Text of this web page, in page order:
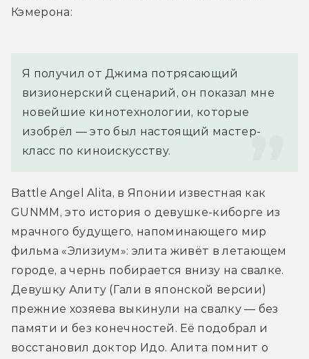
Кэмерона:
Я получил от Джима потрясающий
визионерский сценарий, он показал мне
новейшие кинотехнологии, которые
изобрёл — это был настоящий мастер-
класс по киноискусству.
Battle Angel Alita, в Японии известная как
GUNMM, это история о девушке-киборге из
мрачного будущего, напоминающего мир
фильма «Элизиум»: элита живёт в летающем
городе, а чернь побирается внизу на свалке.
Девушку Алиту (Гали в японской версии)
прежние хозяева выкинули на свалку — без
памяти и без конечностей. Её подобрал и
восстановил доктор Идо. Алита помнит о